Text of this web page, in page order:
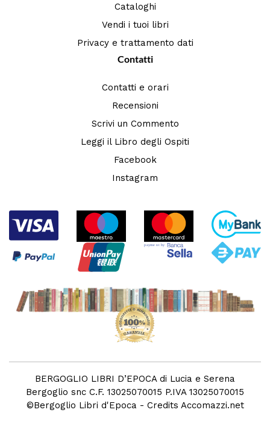
Cataloghi
Vendi i tuoi libri
Privacy e trattamento dati
Contatti
Contatti e orari
Recensioni
Scrivi un Commento
Leggi il Libro degli Ospiti
Facebook
Instagram
BERGOGLIO LIBRI D’EPOCA di Lucia e Serena
Bergoglio snc C.F. 13025070015 P.IVA 13025070015
©Bergoglio Libri d'Epoca - Credits Accomazzi.net